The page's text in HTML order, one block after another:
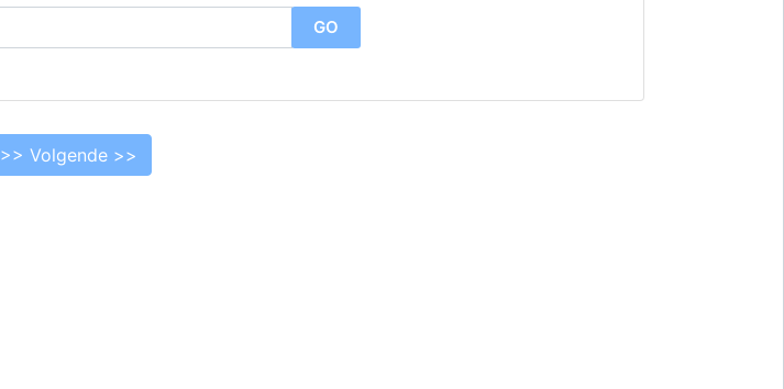
>> Volgende >>